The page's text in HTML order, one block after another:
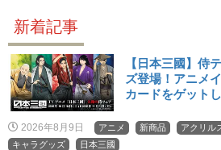
新着記事
【日本三國】侍
ズ登場！アニメ
カードをゲット
2026年8月9日 アニメ 新商品 アクリル
キャラグッズ
日本三國